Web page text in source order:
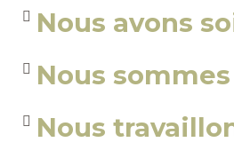
Nous avons
Nous
Nous